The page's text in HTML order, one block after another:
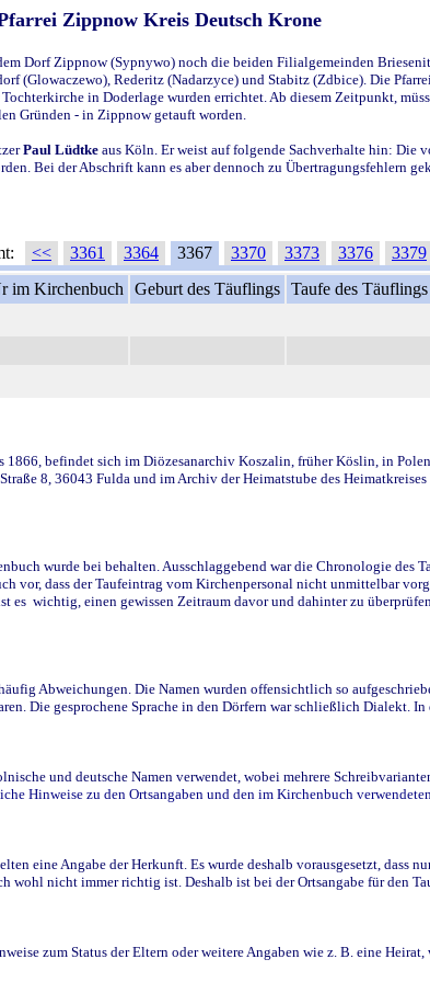
Zippnow Kreis Deutsch Krone
Dorf Zippnow (Sypnywo) noch die beiden Filialgemeinden
(Glowaczewo), Rederitz (Nadarzyce) und Stabitz (Zdbice). Die
in Doderlage wurden errichtet. Ab diesem Zeitpunkt,
Gründen - in Zippnow getauft worden.
Paul Lüdtke aus Köln. Er weist auf folgende Sachverhalte hin: Die
Bei der Abschrift kann es aber dennoch zu Übertragungsfehlern
<< 3361 3364 3367 3370 3373 3376
3379
im Kirchenbuch Geburt des Täuflings Taufe des Täuflings
befindet sich im Diözesanarchiv Koszalin, früher Köslin, in
8, 36043 Fulda und im Archiv der Heimatstube des
wurde bei behalten. Ausschlaggebend war die Chronologie
vor, dass der Taufeintrag vom Kirchenpersonal nicht unmittelbar
es wichtig, einen gewissen Zeitraum davor und dahinter zu
Abweichungen. Die Namen wurden offensichtlich so
Die gesprochene Sprache in den Dörfern war schließlich Dialekt.
und deutsche Namen verwendet, wobei mehrere
Hinweise zu den Ortsangaben und den im Kirchenbuch
eine Angabe der Herkunft. Es wurde deshalb vorausgesetzt,
wohl nicht immer richtig ist. Deshalb ist bei der Ortsangabe für den
zum Status der Eltern oder weitere Angaben wie z. B. eine Heirat,